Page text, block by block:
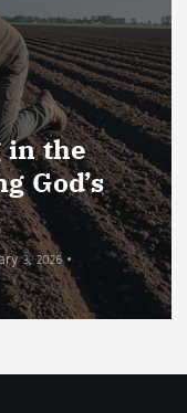
in the
God’s
3, 2026